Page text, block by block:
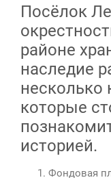
Посёлок
районе
наследие
несколько
которые
историей.
Фондовая